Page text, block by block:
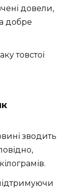
довели,
добре
товстої
зводить